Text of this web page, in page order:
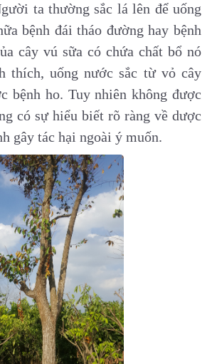
ta thường sắc lá lên để uống
bệnh đái tháo đường hay bệnh
cây vú sữa có chứa chất bổ nó
thích, uống nước sắc từ vỏ cây
bệnh ho. Tuy nhiên không được
có sự hiểu biết rõ ràng về dược
gây tác hại ngoài ý muốn.